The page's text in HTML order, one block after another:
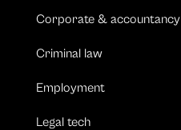
Corporate & accountancy
Criminal law
Employment
Legal tech